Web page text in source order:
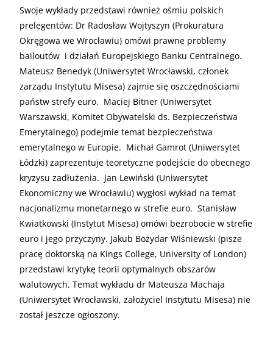
Swoje wykłady przedstawi również ośmiu polskich
prelegentów: Dr Radosław Wojtyszyn (Prokuratura
Okręgowa we Wrocławiu) omówi prawne problemy
bailoutów i działań Europejskiego Banku Centralnego.
Mateusz Benedyk (Uniwersytet Wrocławski, członek
zarządu Instytutu Misesa) zajmie się oszczędnościami
państw strefy euro. Maciej Bitner (Uniwersytet
Warszawski, Komitet Obywatelski ds. Bezpieczeństwa
Emerytalnego) podejmie temat bezpieczeństwa
emerytalnego w Europie. Michał Gamrot (Uniwersytet
Łódzki) zaprezentuje teoretyczne podejście do obecnego
kryzysu zadłużenia. Jan Lewiński (Uniwersytet
Ekonomiczny we Wrocławiu) wygłosi wykład na temat
nacjonalizmu monetarnego w strefie euro. Stanisław
Kwiatkowski (Instytut Misesa) omówi bezrobocie w strefie
euro i jego przyczyny. Jakub Bożydar Wiśniewski (pisze
pracę doktorską na Kings College, University of London)
przedstawi krytykę teorii optymalnych obszarów
walutowych. Temat wykładu dr Mateusza Machaja
(Uniwersytet Wrocławski, założyciel Instytutu Misesa) nie
został jeszcze ogłoszony.